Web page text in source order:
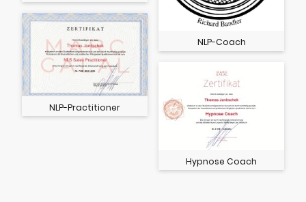
NLP-Practitioner
NLP-Coach
Hypnose Coach